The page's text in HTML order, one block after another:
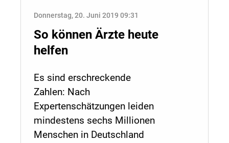
Donnerstag, 20. Juni 2019 09:31
So können Ärzte heute
helfen
Es sind erschreckende
Zahlen: Nach
Expertenschätzungen leiden
mindestens sechs Millionen
Menschen in Deutschland